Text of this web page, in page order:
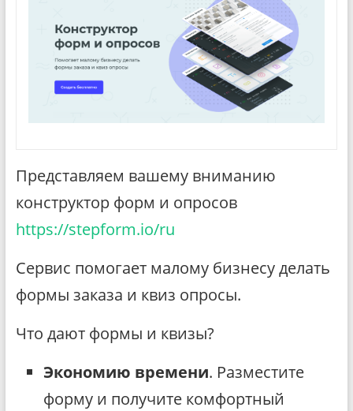
Представляем вашему вниманию
конструктор форм и опросов
https://stepform.io/ru
Сервис помогает малому бизнесу делать
формы заказа и квиз опросы.
Что дают формы и квизы?
Экономию времени. Разместите
форму и получите комфортный